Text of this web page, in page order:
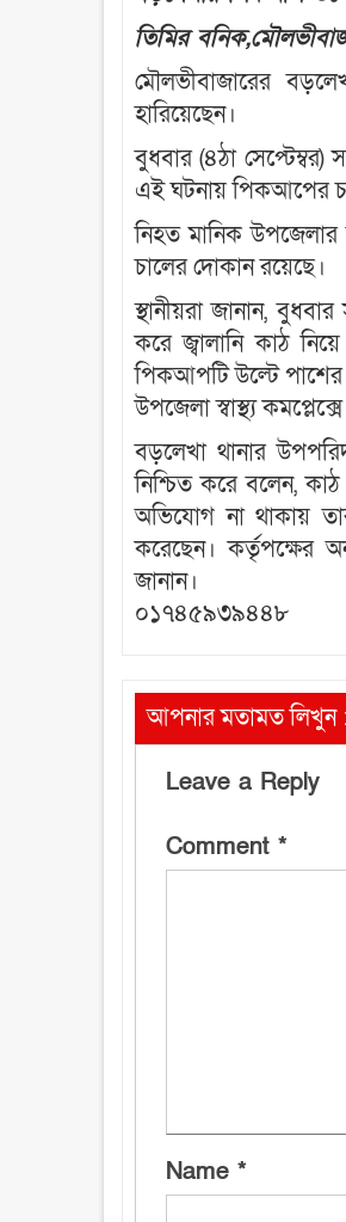
তিমির
মৌলভীবাজারের
হারিয়েছেন।
বুধবার (৪ঠা
এই ঘটনায় পিকআপের
নিহত মানিক উপজেলার
চালের দোকান রয়েছে।
স্থানীয়রা জানান,
করে জ্বালানি কাঠ
পিকআপটি উল্টে পাশের
উপজেলা স্বাস্থ্য
বড়লেখা থানার
নিশ্চিত করে বলেন,
অভিযোগ না থাকায়
করেছেন। কর্তৃপক্ষের
জানান।
০১৭৪৫৯৩৯৪৪৮
আপনার মতামত লিখুন
Leave a Reply
Comment *
Name *